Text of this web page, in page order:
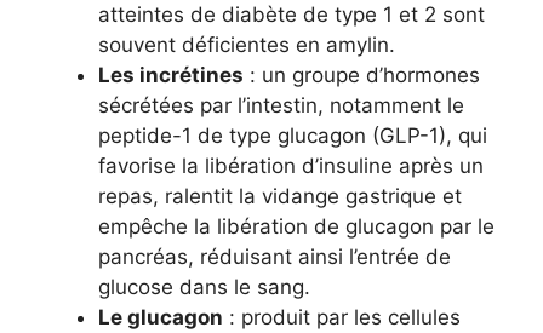
atteintes de diabète de type 1 et 2 sont
souvent déficientes en amylin.
Les incrétines : un groupe d’hormones
sécrétées par l’intestin, notamment le
peptide-1 de type glucagon (GLP-1), qui
favorise la libération d’insuline après un
repas, ralentit la vidange gastrique et
empêche la libération de glucagon par le
pancréas, réduisant ainsi l’entrée de
glucose dans le sang.
Le glucagon : produit par les cellules